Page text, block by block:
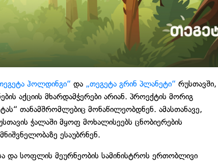
ჰოლდინგი“ და „თეგეტა გრინ პლანეტი“ რუსთავში,
აქციის მხარდამჭერები არიან. პროექტის მორიგ
თანამშრომლებიც მონაწილეობდნენ. ამასთანავე,
ჭალაში მყოფ მოხალისეებს ცნობიერების
ესაუბრნენ.
და სოფლის მეურნეობის სამინისტროს ერთობლივი